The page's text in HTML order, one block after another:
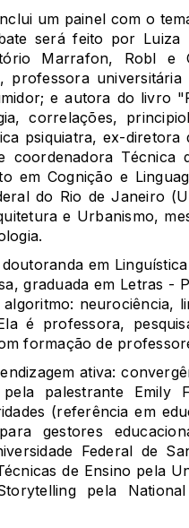
um painel com o
será feito por
Marrafon, Robl e
professora
e autora do livro
correlações,
psiquiatra, ex-
coordenadora Técnica
em Cognição e
do Rio de Janeiro
e Urbanismo,
em
graduada em Letras -
neurociência,
é professora,
formação de
ativa:
palestrante Emily
(referência em
gestores
Federal de
de Ensino pela
pela